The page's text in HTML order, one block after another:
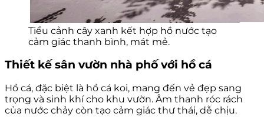
Tiểu cảnh cây xanh kết hợp hồ nước tạo
cảm giác thanh bình, mát mẻ.
Thiết kế sân vườn nhà phố với hồ cá
Hồ cá, đặc biệt là hồ cá koi, mang đến vẻ đẹp sang
trọng và sinh khí cho khu vườn. Âm thanh róc rách
của nước chảy còn tạo cảm giác thư thái, dễ chịu.